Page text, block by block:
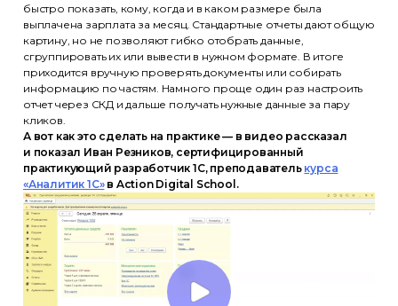
быстро показать, кому, когда и в каком размере была
выплачена зарплата за месяц. Стандартные отчеты дают общую
картину, но не позволяют гибко отобрать данные,
сгруппировать их или вывести в нужном формате. В итоге
приходится вручную проверять документы или собирать
информацию по частям. Намного проще один раз настроить
отчет через СКД и дальше получать нужные данные за пару
кликов.
А вот как это сделать на практике — в видео рассказал
и показал Иван Резников, сертифицированный
практикующий разработчик 1С, преподаватель курса
«Аналитик 1С» в Action Digital School.